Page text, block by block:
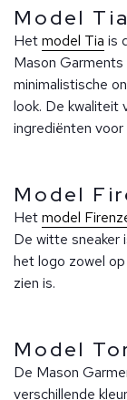
Model Tia
Hetmodel Tia is
Mason
minimalistische
look. De kwaliteit
ingrediënten voor
Model
Hetmodel
De witte sneaker
het logo zowel
zien is.
Model
De Mason
verschillende